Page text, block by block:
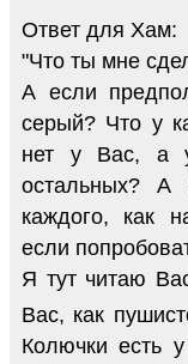
Ответ для Хам:
"Что ты мне
А если
серый? Что у
нет у Вас, а
остальных? А
каждого, как
если
Я тут читаю
Вас, как
Колючки есть